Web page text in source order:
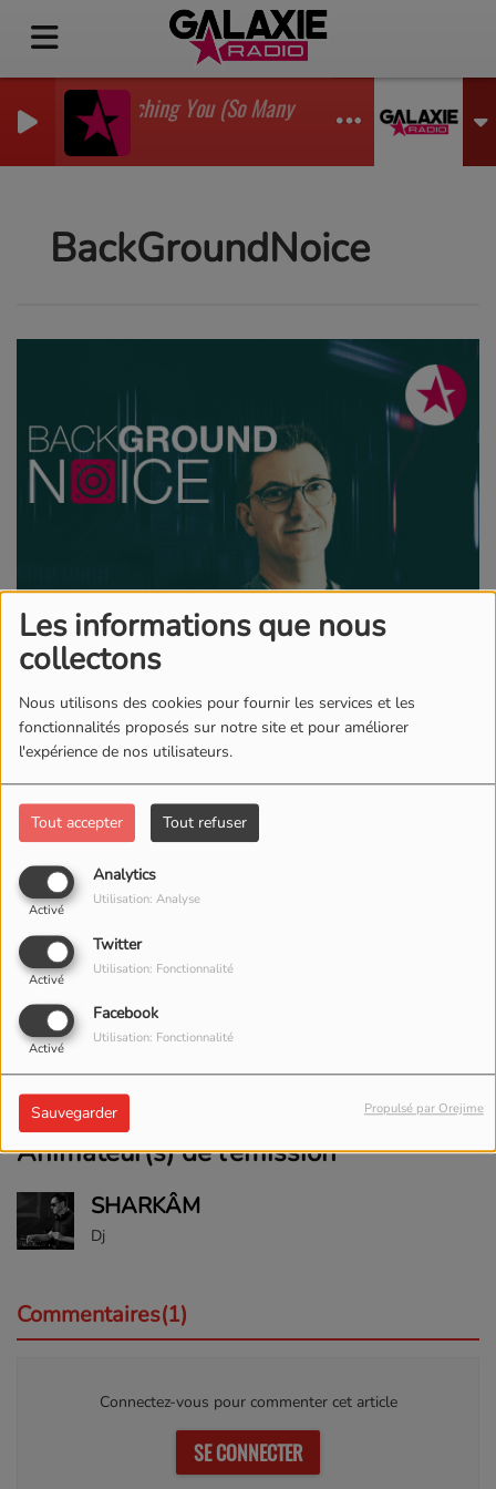
Les informations que nous
collectons
Nous utilisons des cookies pour fournir les services et les
fonctionnalités proposés sur notre site et pour améliorer
l'expérience de nos utilisateurs.
Tout accepter Tout refuser
Analytics
Activé
Utilisation: Analyse
Twitter
Activé
Utilisation: Fonctionnalité
Facebook
Activé
Utilisation: Fonctionnalité
Sauvegarder Propulsé par Orejime
I'm Watching You (So Many Times) (Sean Finn Remix)
GADJO
BackGroundNoice
DIMANCHE, DE 15:00 À 16:00
16550 VUES
BackGroundNoice - BGN
#TekHouse
#Techno
Animateur(s) de l’émission
SHARKÂM
Dj
Commentaires(1)
Connectez-vous pour commenter cet article
SE CONNECTER